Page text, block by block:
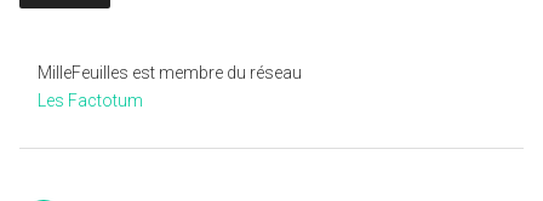
MilleFeuilles est membre du réseau
Les Factotum